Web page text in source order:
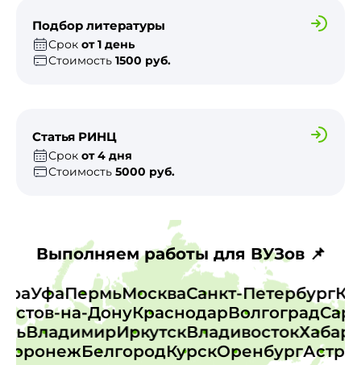
Подбор литературы
Срок от 1 день
Стоимость 1500 руб.
Статья РИНЦ
Срок от 4 дня
Стоимость 5000 руб.
Выполняем работы для ВУЗов 📌
УфаПермьМоскваСанкт-Петербург
на-ДонуКраснодарВолгоград
ВладимирИркутскВладивосток
БелгородКурскОренбург